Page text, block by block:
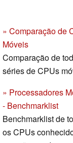
» Comparação de
Móveis
Comparação de
séries de CPUs
» Processadores
- Benchmarklist
Benchmarklist de
os CPUs